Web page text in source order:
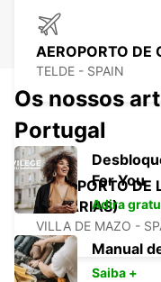
AEROPORTO DE
TELDE - SPAIN
AEROPORTO DE
CANÁRIAS)
VILLA DE MAZO -
Os nossos
Portugal
For You
Adira
Manual
Saiba +